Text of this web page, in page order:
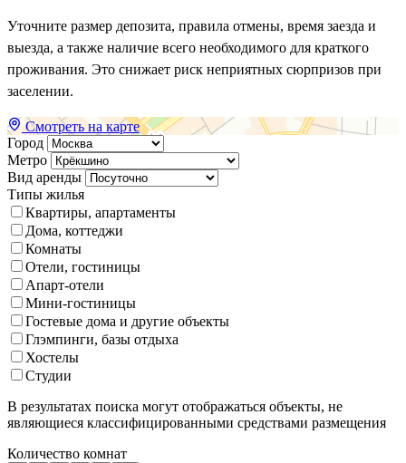
Уточните размер депозита, правила отмены, время заезда и
выезда, а также наличие всего необходимого для краткого
проживания. Это снижает риск неприятных сюрпризов при
заселении.
Смотреть на карте
Город
Метро
Вид аренды
Типы жилья
Квартиры, апартаменты
Дома, коттеджи
Комнаты
Отели, гостиницы
Апарт-отели
Мини-гостиницы
Гостевые дома и другие объекты
Глэмпинги, базы отдыха
Хостелы
Студии
В результатах поиска могут отображаться объекты, не
являющиеся классифицированными средствами размещения
Количество комнат